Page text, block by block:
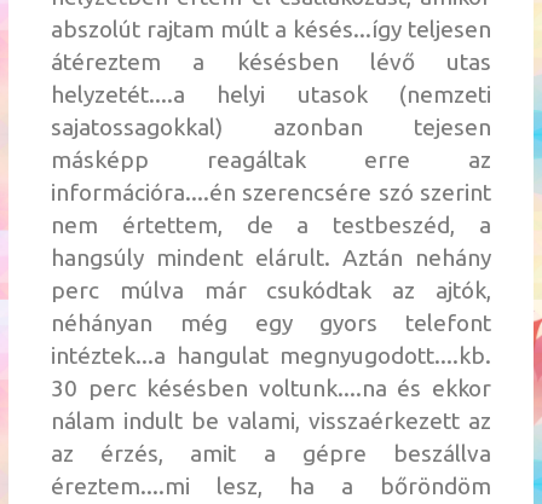
abszolút rajtam múlt a késés...így teljesen
átéreztem a késésben lévő utas
helyzetét....a helyi utasok (nemzeti
sajatossagokkal) azonban tejesen
másképp reagáltak erre az
információra....én szerencsére szó szerint
nem értettem, de a testbeszéd, a
hangsúly mindent elárult. Aztán nehány
perc múlva már csukódtak az ajtók,
néhányan még egy gyors telefont
intéztek...a hangulat megnyugodott....kb.
30 perc késésben voltunk....na és ekkor
nálam indult be valami, visszaérkezett az
az érzés, amit a gépre beszállva
éreztem....mi lesz, ha a bőröndöm